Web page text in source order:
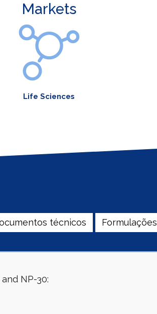
Markets
Life Sciences
técnicos Formulações
NP-30: